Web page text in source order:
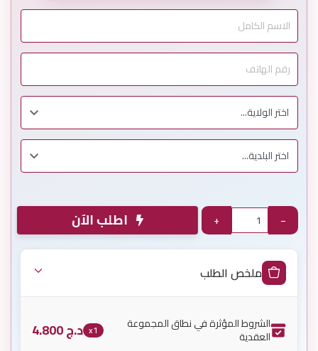
−
+ اطلب الآن
ملخص الطلب
الشروط المؤثرة في نطاق المجموعة
العقدية x1 د.ج